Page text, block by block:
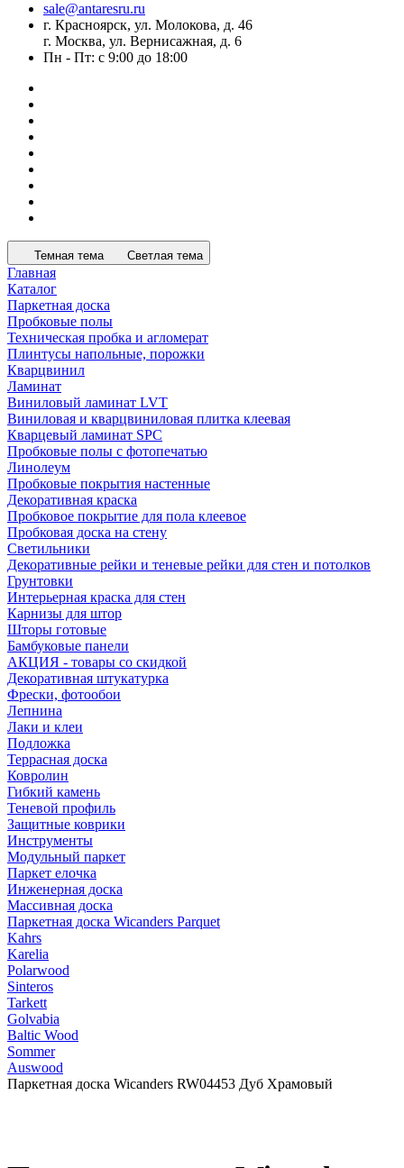
sale@antaresru.ru
г. Красноярск, ул. Молокова, д. 46
г. Москва, ул. Вернисажная, д. 6
Пн - Пт: с 9:00 до 18:00
Темная тема Светлая тема
Главная
Каталог
Паркетная доска
Пробковые полы
Техническая пробка и агломерат
Плинтусы напольные, порожки
Кварцвинил
Ламинат
Виниловый ламинат LVT
Виниловая и кварцвиниловая плитка клеевая
Кварцевый ламинат SPC
Пробковые полы с фотопечатью
Линолеум
Пробковые покрытия настенные
Декоративная краска
Пробковое покрытие для пола клеевое
Пробковая доска на стену
Светильники
Декоративные рейки и теневые рейки для стен и потолков
Грунтовки
Интерьерная краска для стен
Карнизы для штор
Шторы готовые
Бамбуковые панели
АКЦИЯ - товары со скидкой
Декоративная штукатурка
Фрески, фотообои
Лепнина
Лаки и клеи
Подложка
Террасная доска
Ковролин
Гибкий камень
Теневой профиль
Защитные коврики
Инструменты
Модульный паркет
Паркет елочка
Инженерная доска
Массивная доска
Паркетная доска Wicanders Parquet
Kahrs
Karelia
Polarwood
Sinteros
Tarkett
Golvabia
Baltic Wood
Sommer
Auswood
Паркетная доска Wicanders RW04453 Дуб Храмовый